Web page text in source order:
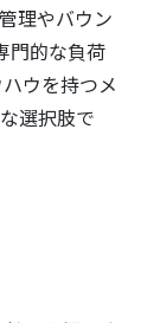
理やバウン
門的な負荷
ウを持つメ
選択肢で